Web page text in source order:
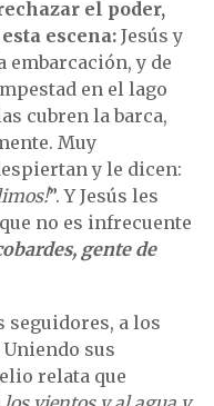
el poder,
escena: Jesús y
embarcación, y de
en el lago
cubren la barca,
Muy
y le dicen:
”. Y Jesús les
no es infrecuente
gente de
seguidores, a los
sus
relata que